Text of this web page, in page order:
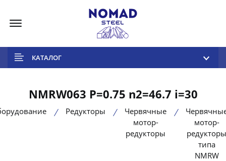
КАТАЛОГ
NMRW063 P=0.75 n2=46.7 i=30
Редукторы
Червячные
мотор-
редукторы
мотор-
редукторы
типа
NMRW